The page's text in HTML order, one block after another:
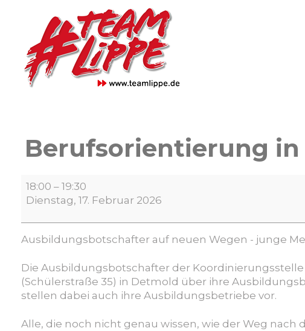
Berufsorientierung
Berufsorientierung
in
offenen
Kinder-
Jugendarbeit
18:00 – 19:30
Dienstag, 17. Februar 2026
Ausbildungsbotschafter auf neuen Wegen - junge
Die Ausbildungsbotschafter der Koordinierungsstelle
(Schülerstraße 35) in Detmold über ihre
stellen dabei auch ihre Ausbildungsbetriebe vor.
Alle, die noch nicht genau wissen, wie der Weg